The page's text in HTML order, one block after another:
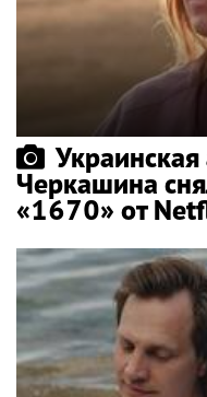
Черкашина
«1670» от